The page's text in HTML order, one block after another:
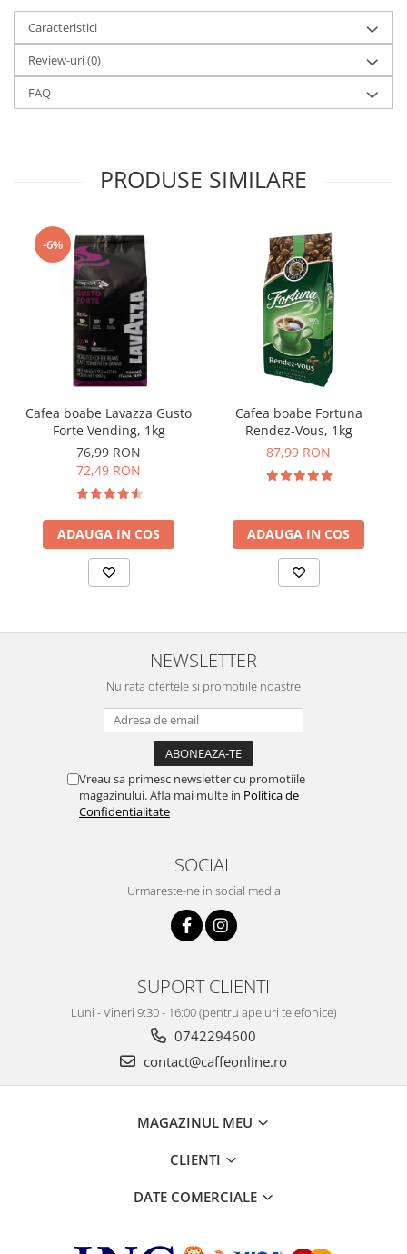
Caracteristici
Review-uri(0)
FAQ
PRODUSE SIMILARE
-6%
Cafea boabe Lavazza Gusto
Forte Vending, 1kg
76,99 RON
72,49 RON
ADAUGA IN COS
Cafea boabe Fortuna
Rendez-Vous, 1kg
87,99 RON
ADAUGA IN COS
NEWSLETTER
Nu rata ofertele si promotiile noastre
Vreau sa primesc newsletter cu promotiile
magazinului. Afla mai multe in Politica de
Confidentialitate
SOCIAL
Urmareste-ne in social media
SUPORT CLIENTI
Luni - Vineri 9:30 - 16:00 (pentru apeluri telefonice)
0742294600
contact@caffeonline.ro
MAGAZINUL MEU
CLIENTI
DATE COMERCIALE